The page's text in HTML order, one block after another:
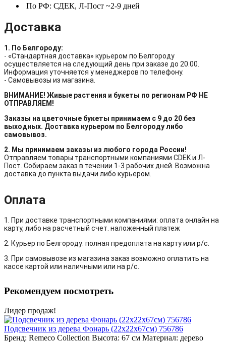
По РФ: СДЕК, Л-Пост ~2-9 дней
Доставка
1. По Белгороду:
- «Стандартная доставка» курьером по Белгороду
осуществляется на следующий день при заказе до 20.00.
Информация уточняется у менеджеров по телефону.
- Самовывозы из магазина.
ВНИМАНИЕ! Живые растения и букеты по регионам РФ НЕ
ОТПРАВЛЯЕМ!
Заказы на цветочные букеты принимаем с 9 до 20 без
выходных. Доставка курьером по Белгороду либо
самовывоз.
2. Мы принимаем заказы из любого города России!
Отправляем товары транспортными компаниями CDEK и Л-
Пост. Собираем заказ в течении 1-3 рабочих дней. Возможна
доставка до пункта выдачи либо курьером.
Оплата
1. При доставке транспортными компаниями: оплата онлайн на
карту, либо на расчетный счет. наложенный платеж
2. Курьер по Белгороду: полная предоплата на карту или р/с.
3. При самовывозе из магазина заказ возможно оплатить на
кассе картой или наличными или на р/с.
Рекомендуем посмотреть
Лидер продаж!
Подсвечник из дерева Фонарь (22х22х67см) 756786
Бренд: Remeco Collection Высота: 67 см Материал: дерево